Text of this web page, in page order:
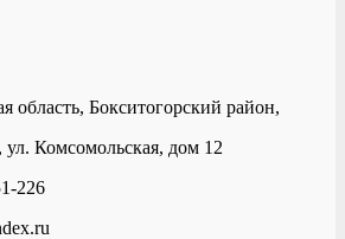
область, Бокситогорский район,
Комсомольская, дом 12
226